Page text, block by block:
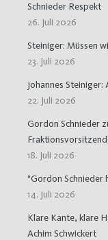
Schnieder Respekt
26. Juli 2026
Steiniger: Müssen
23. Juli 2026
Johannes
22. Juli 2026
Gordon Schnieder
18. Juli 2026
"Gordon Schnieder
14. Juli 2026
Klare Kante, klare
Achim Schwickert